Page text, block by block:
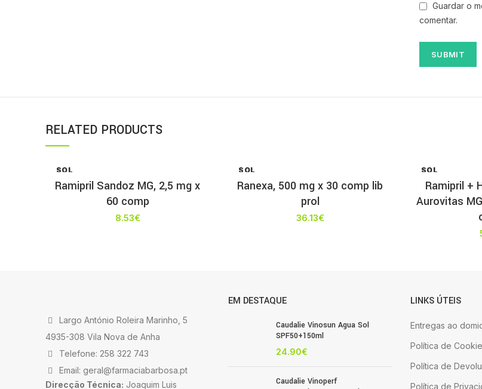
Guardar o
comentar.
RELATED PRODUCTS
SOL
T
Ramipril Sandoz MG, 2,5 mg x
60 comp
8.53€
SOL
T
Ranexa, 500 mg x 30 comp lib
prol
36.13€
SOL
T
Ramipril +
Aurovitas
Largo António Roleira Marinho, 5
4935-308 Vila Nova de Anha
Telefone: 258 322 743
Email: geral@farmaciabarbosa.pt
Direcção Técnica: Joaquim Luis
EM DESTAQUE
Caudalie Vinosun Agua Sol
SPF50+150ml
24.90€
Caudalie Vinoperf
LINKS ÚTEIS
Entregas ao
Política de
Política de
Política de